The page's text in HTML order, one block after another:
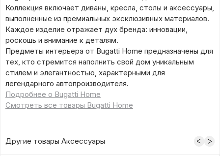
Коллекция включает диваны, кресла, столы и аксессуары,
выполненные из премиальных эксклюзивных материалов.
Каждое изделие отражает дух бренда: инновации,
роскошь и внимание к деталям.
Предметы интерьера от Bugatti Home предназначены для
тех, кто стремится наполнить свой дом уникальным
стилем и элегантностью, характерными для
легендарного автопроизводителя.
Подробнее о Bugatti Home
Смотреть все товары Bugatti Home
Другие товары Аксессуары